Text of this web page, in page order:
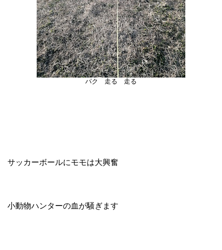
パク 走る 走る
サッカーボールにモモは大興奮
小動物ハンターの血が騒ぎます